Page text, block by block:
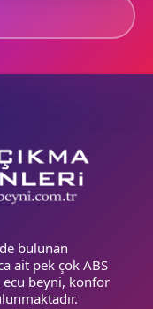
bulunan
ait pek çok ABS
ecu beyni, konfor